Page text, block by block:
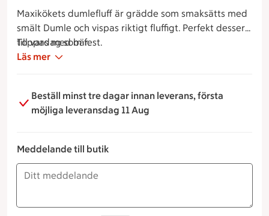
Maxikökets dumlefluff är grädde som smaksätts med
smält Dumle och vispas riktigt fluffigt. Perfekt dessert
till vardag som fest.
Toppas med bär.
Läs mer
Beställ minst tre dagar innan leverans, första
möjliga leveransdag 11 Aug
Meddelande till butik